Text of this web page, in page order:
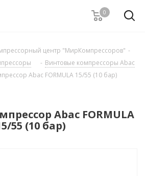
0
центр "МирКомпрессоров" -
- Винтовые компрессоры Abac
Abac FORMULA 15/55 (10 бар)
Abac FORMULA
55 (10 бар)